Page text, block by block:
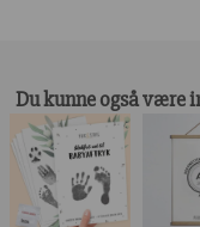
Du kunne også være